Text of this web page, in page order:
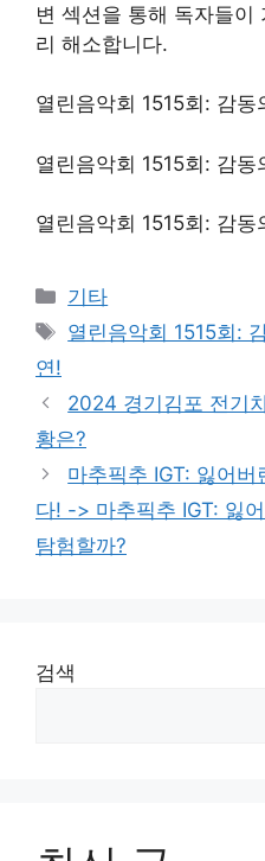
변 섹션을 통해 독자들이
리 해소합니다.
열린음악회 1515회: 감
열린음악회 1515회: 감
열린음악회 1515회: 감
Categories
기타
Tags
열린음악회 1515회:
연!
2024 경기김포 전기
황은?
마추픽추 IGT: 잃어
다! -> 마추픽추 IGT: 잃
탐험할까?
검색